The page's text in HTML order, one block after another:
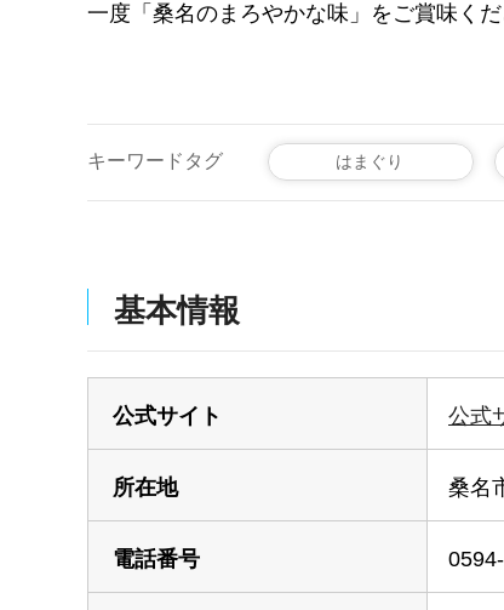
一度「桑名のまろやかな味」をご賞味くだ
キーワードタグ はまぐり
基本情報
公式サイト 公式
所在地 桑名
電話番号